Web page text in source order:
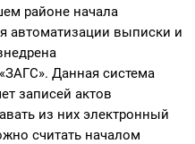
районе начала
автоматизации выписки и
Данная система
записей актов
из них электронный
считать началом